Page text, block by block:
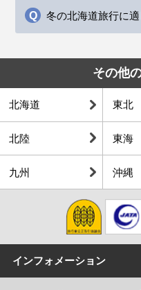
冬の北海道旅行に
その他
北海道 東北
北陸 東海
九州 沖縄
インフォメーション